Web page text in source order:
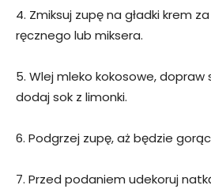
4. Zmiksuj zupę na gładki krem
ręcznego lub miksera.
5. Wlej mleko kokosowe, dopraw
dodaj sok z limonki.
6. Podgrzej zupę, aż będzie
7. Przed podaniem udekoruj